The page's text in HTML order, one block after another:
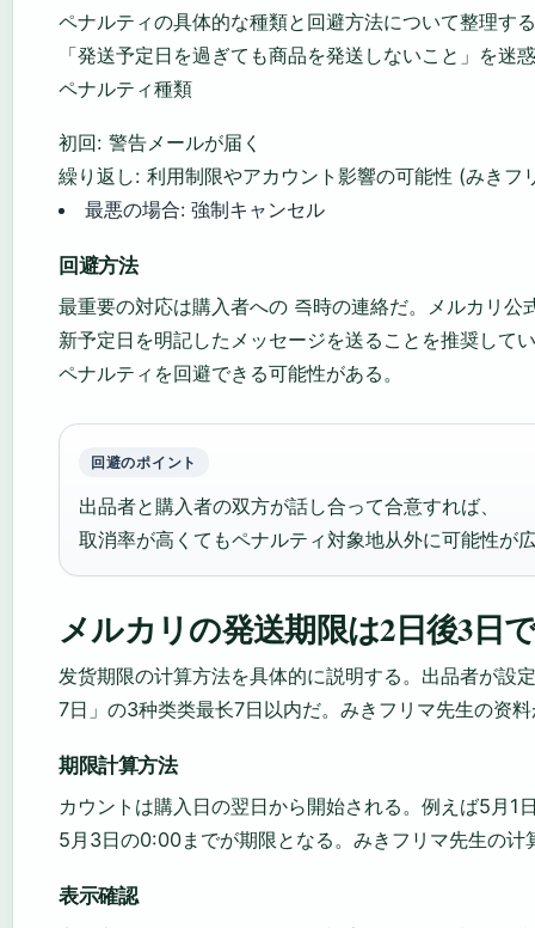
ペナルティの具体的な種類と回避方法について整理す
「発送予定日を過ぎても商品を発送しないこと」を迷
ペナルティ種類
初回: 警告メールが届く
繰り返し: 利用制限やアカウント影響の可能性 (みきフ
最悪の場合: 強制キャンセル
回避方法
最重要の対応は購入者への 즉時の連絡だ。メルカリ公
新予定日を明記したメッセージを送ることを推奨して
ペナルティを回避できる可能性がある。
回避のポイント
出品者と購入者の双方が話し合って合意すれば、
取消率が高くてもペナルティ対象地从外に可能性が
メルカリの発送期限は2日後3日
发货期限の计算方法を具体的に説明する。出品者が設
7日」の3种类类最长7日以内だ。みきフリマ先生の资
期限計算方法
カウントは購入日の翌日から開始される。例えば5月1
5月3日の0:00までが期限となる。みきフリマ先生の计
表示確認